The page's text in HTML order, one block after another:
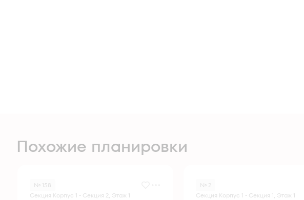
Похожие планировки
№ 158
Секция Корпус 1 - Секция 2, Этаж 1
№ 2
Секция Корпус 1 - Секция 1, Этаж 1